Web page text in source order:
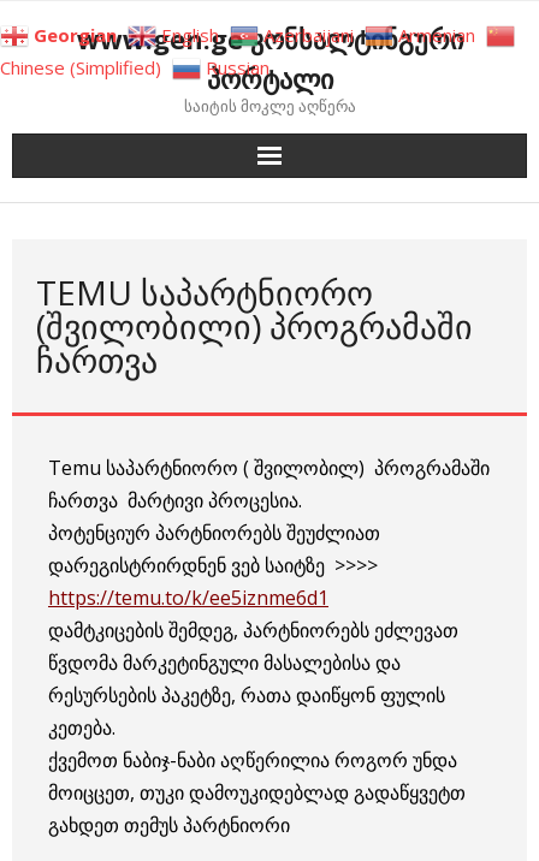
to
content
www.gen.ge კონსალტინგური
პორტალი
საიტის მოკლე აღწერა
TEMU ᲡᲐᲞᲐᲠᲢᲜᲘᲝᲠᲝ
(ᲨᲕᲘᲚᲝᲑᲘᲚᲘ) ᲞᲠᲝᲒᲠᲐᲛᲐᲨᲘ
ᲩᲐᲠᲗᲕᲐ
Temu საპარტნიორო ( შვილობილ) პროგრამაში
ჩართვა მარტივი პროცესია.
პოტენციურ პარტნიორებს შეუძლიათ
დარეგისტრირდნენ ვებ საიტზე >>>>
https://temu.to/k/ee5iznme6d1
დამტკიცების შემდეგ, პარტნიორებს ეძლევათ
წვდომა მარკეტინგული მასალებისა და
რესურსების პაკეტზე, რათა დაიწყონ ფულის
კეთება.
ქვემოთ ნაბიჯ-ნაბი აღწერილია როგორ უნდა
მოიცცეთ, თუკი დამოუკიდებლად გადაწყვეტთ
გახდეთ თემუს პარტნიორი
Georgian English Azerbaijani
Armenian
Chinese (Simplified)
Russian